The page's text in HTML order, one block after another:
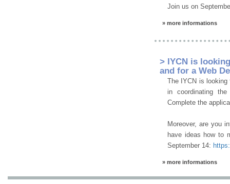
Join us on
» more informations
> IYCN is
and for a Web
The IYCN is looking
in coordinating
Complete the
Moreover, are you
have ideas how to
September 14:
» more informations